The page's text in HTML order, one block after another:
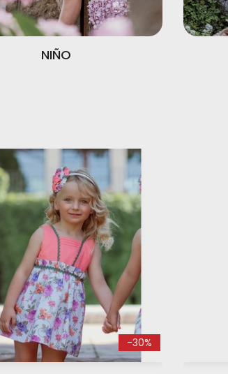
NIÑO
-30%